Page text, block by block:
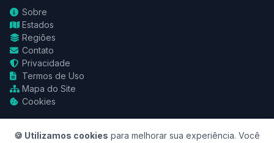
Sobre
Estados
Regiões
Contato
Privacidade
Termos de Uso
Mapa do Site
Cookies
🍪 Utilizamos cookies para melhorar sua experiência. Você